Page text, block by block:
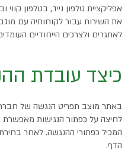
אפליקציית טלפון נייד, בטלפון
את השירות עבור לקוחותיה עם
לאתגרים ולצרכים הייחודיים
כיצד עובדת
באתר מוצב תפריט הנגשה של
לחיצה על כפתור הנגישות
המכיל כפתורי ההנגשה. לאחר
הדף.